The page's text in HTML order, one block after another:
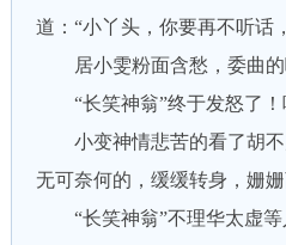
道：“小丫头，你要再不听话
居小雯粉面含愁，委曲的
“长笑神翁”终于发怒了！
小变神情悲苦的看了胡不
无可奈何的，缓缓转身，姗姗
“长笑神翁”不理华太虚等